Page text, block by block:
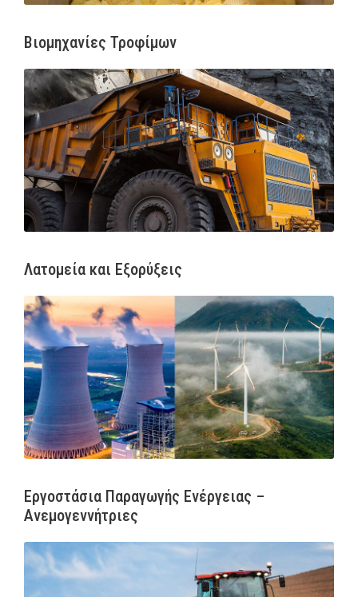
Βιομηχανίες Τροφίμων
Λατομεία και Εξορύξεις
Εργοστάσια Παραγωγής Ενέργειας –
Ανεμογεννήτριες